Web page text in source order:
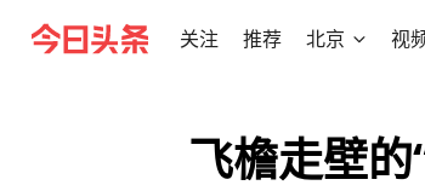
关注 推荐 北京 视
飞檐走壁